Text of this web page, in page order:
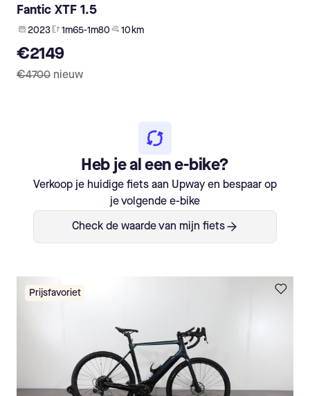
Fantic XTF 1.5
2023 1m65-1m80 10 km
€2149
€4700 nieuw
Heb je al een e-bike?
Verkoop je huidige fiets aan Upway en bespaar op
je volgende e-bike
Check de waarde van mijn fiets
Prijsfavoriet